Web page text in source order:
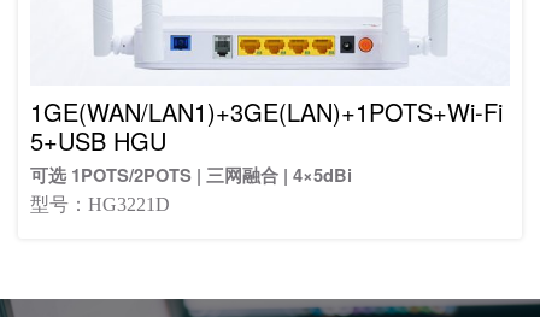
1GE(WAN/LAN1)+3GE(LAN)+1POTS+Wi-Fi
5+USB HGU
可选 1POTS/2POTS | 三网融合 | 4×5dBi
型号：HG3221D